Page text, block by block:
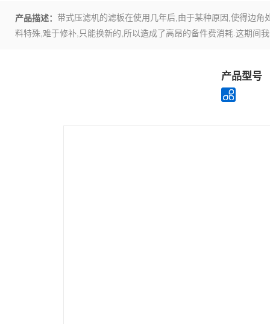
产品描述： 带式压滤机的滤板在使用几年后,由于某种原因,使得边
料特殊,难于修补,只能换新的,所以造成了高昂的备件费消耗.这期间
产品型号